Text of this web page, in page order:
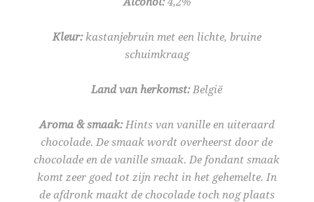
Kleur:kastanjebruin met een lichte, bruine
schuimkraag
Land van herkomst:België
Aroma & smaak:Hints van vanille en uiteraard
chocolade. De smaak wordt overheerst door de
chocolade en de vanille smaak. De fondant smaak
komt zeer goed tot zijn recht in het gehemelte. In
de afdronk maakt de chocolade toch nog plaats